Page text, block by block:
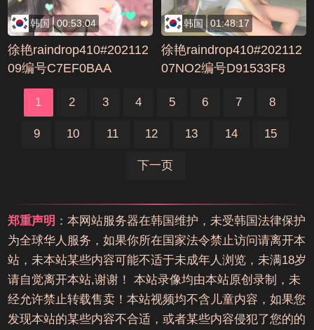
韩国 00:53:04
徐艳raindrop410#202112
09编号C7EF0BAA
韩国 01:48:17
徐艳raindrop410#202112
07NO2编号D91533F8
1 2 3 4 5 6 7 8
9 10 11 12 13 14 15
下一页
郑重声明 ：本网站服务器在韩国维护，未受韩国法律保护
为全球华人服务，如果你所在国家法令禁止访问请离开本
站，未本站某些内容可能不适于未成年人浏览，未满18岁
请自觉离开本站,谢谢！ 本站录像均由本站原创录制，未
经允许禁止转载售卖！本站视频均不含儿童内容，如果您
发现本站的某些内容不合适，或者某些内容侵犯了您的的